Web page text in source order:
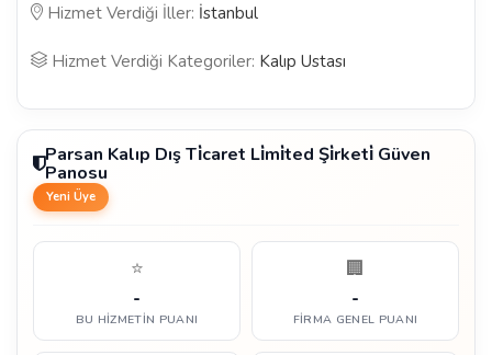
Hizmet Verdiği İller: İstanbul
Hizmet Verdiği Kategoriler: Kalıp Ustası
Parsan Kalıp Dış Ti̇caret Li̇mi̇ted Şi̇rketi̇ Güven
Panosu
Yeni Üye
⭐
-
BU HIZMETIN PUANI
🏢
-
FIRMA GENEL PUANI